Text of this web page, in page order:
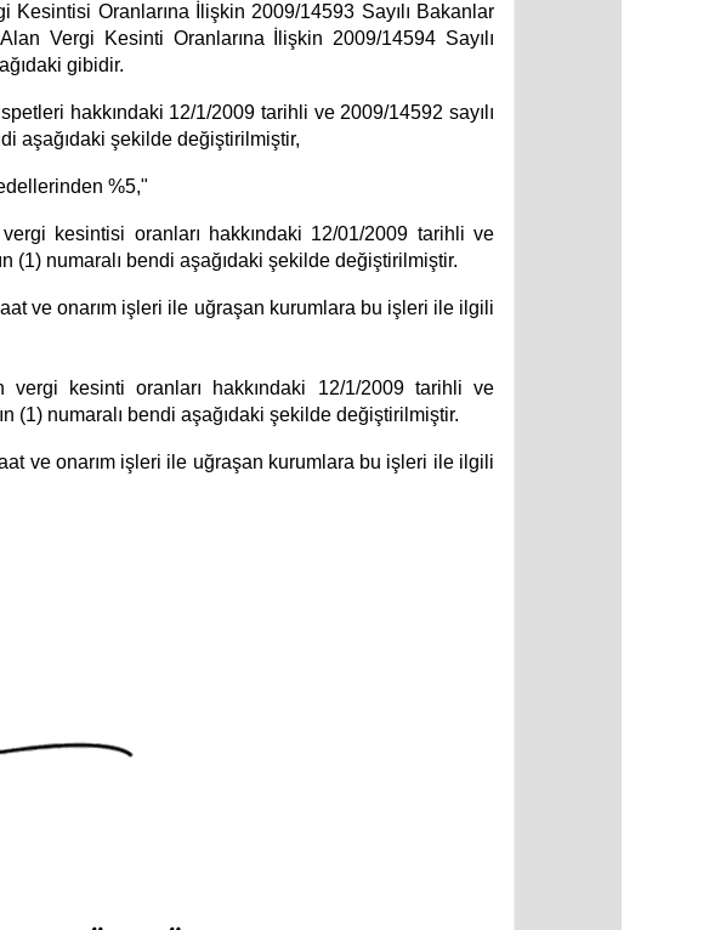
Oranlarına İlişkin 2009/14593 Sayılı Bakanlar
Vergi Kesinti Oranlarına İlişkin 2009/14594 Sayılı
gibidir.
hakkındaki 12/1/2009 tarihli ve 2009/14592 sayılı
aşağıdaki şekilde değiştirilmiştir,
%5,"
kesintisi oranları hakkındaki 12/01/2009 tarihli ve
(1) numaralı bendi aşağıdaki şekilde değiştirilmiştir.
ve onarım işleri ile uğraşan kurumlara bu işleri ile ilgili
kesinti oranları hakkındaki 12/1/2009 tarihli ve
(1) numaralı bendi aşağıdaki şekilde değiştirilmiştir.
ve onarım işleri ile uğraşan kurumlara bu işleri ile ilgili